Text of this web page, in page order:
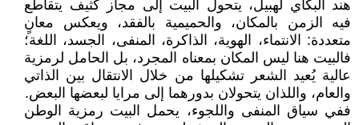
هند البكاي لهبيل، يتحول البيت إلى مجاز كثيف يتقاطع
فيه الزمن بالمكان، والحميمية بالفقد، ويعكس معانٍ
متعددة: الانتماء، الهوية، الذاكرة، المنفى، الجسد، اللغة؛
فالبيت هنا ليس المكان بمعناه المجرد، بل الحامل لرمزية
عالية يُعيد الشعر تشكيلها من خلال الانتقال بين الذاتي
والعام، واللذان يتحولان بدورهما إلى مرايا لبعضها البعض.
ففي سياق المنفى واللجوء، يحمل البيت رمزية الوطن